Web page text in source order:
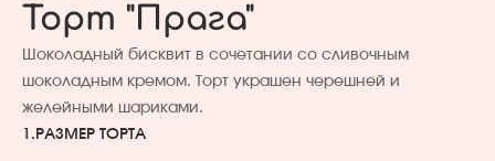
Торт "Прага"
Шоколадный бисквит в сочетании со сливочным
шоколадным кремом. Торт украшен черешней и
желейными шариками.
1. РАЗМЕР ТОРТА